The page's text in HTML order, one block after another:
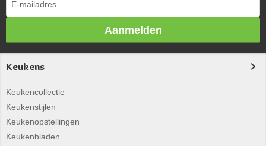
Aanmelden
Keukens
Keukencollectie
Keukenstijlen
Keukenopstellingen
Keukenbladen